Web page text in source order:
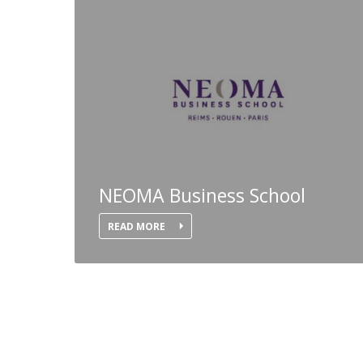
NEOMA Business School
READ MORE